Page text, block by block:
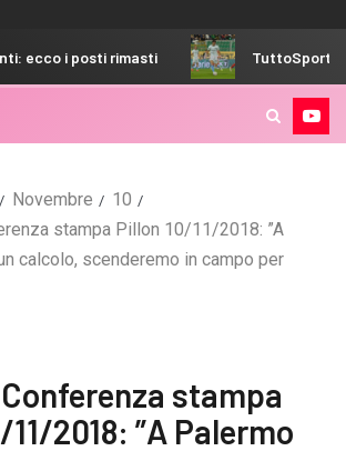
rimasti TuttoSport – Palermo, che
Novembre
10
stampa Pillon 10/11/2018: ”A
calcolo, scenderemo in campo per
Conferenza stampa
2018: ”A Palermo